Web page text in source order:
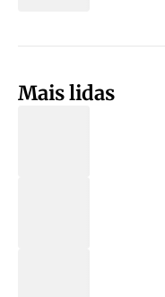
Mais lidas